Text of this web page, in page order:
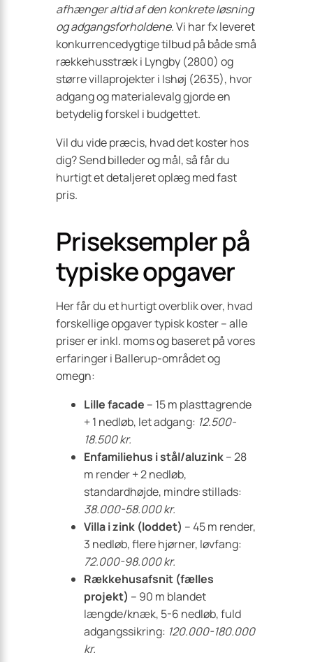
afhænger altid af den konkrete løsning
og adgangsforholdene. Vi har fx leveret
konkurrencedygtige tilbud på både små
rækkehusstræk i Lyngby (2800) og
større villaprojekter i Ishøj (2635), hvor
adgang og materialevalg gjorde en
betydelig forskel i budgettet.
Vil du vide præcis, hvad det koster hos
dig? Send billeder og mål, så får du
hurtigt et detaljeret oplæg med fast
pris.
Priseksempler på
typiske opgaver
Her får du et hurtigt overblik over, hvad
forskellige opgaver typisk koster – alle
priser er inkl. moms og baseret på vores
erfaringer i Ballerup-området og
omegn:
Lille facade – 15 m plasttagrende
+ 1 nedløb, let adgang: 12.500-
18.500 kr.
Enfamiliehus i stål/aluzink– 28
m render + 2 nedløb,
standardhøjde, mindre stillads:
38.000-58.000 kr.
Villa i zink (loddet) – 45 m render,
3 nedløb, flere hjørner, løvfang:
72.000-98.000 kr.
Rækkehusafsnit (fælles
projekt) – 90 m blandet
længde/knæk, 5-6 nedløb, fuld
adgangssikring: 120.000-180.000
kr.